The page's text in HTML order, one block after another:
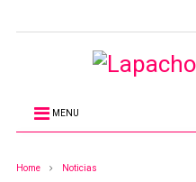
MENU
Home Noticias